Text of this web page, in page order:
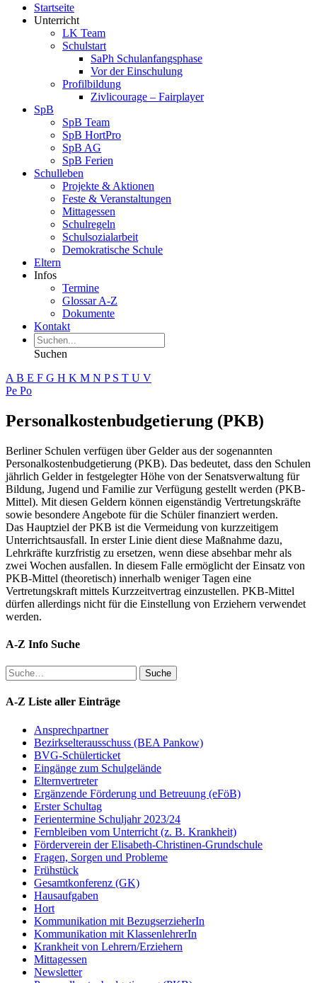
Startseite
Unterricht
LK Team
Schulstart
SaPh Schulanfangsphase
Vor der Einschulung
Profilbildung
Zivlicourage – Fairplayer
SpB
SpB Team
SpB HortPro
SpB AG
SpB Ferien
Schulleben
Projekte & Aktionen
Feste & Veranstaltungen
Mittagessen
Schulregeln
Schulsozialarbeit
Demokratische Schule
Eltern
Infos
Termine
Glossar A-Z
Dokumente
Kontakt
Suchen
A B E F G H K M N P S T U V
Pe Po
Personalkostenbudgetierung (PKB)
Berliner Schulen verfügen über Gelder aus der sogenannten
Personalkostenbudgetierung (PKB). Das bedeutet, dass den Schulen
jährlich Gelder in festgelegter Höhe von der Senatsverwaltung für
Bildung, Jugend und Familie zur Verfügung gestellt werden (PKB-
Mittel). Mit diesen Geldern können eigenständig Vertretungskräfte
sowie besondere Angebote für die Schüler finanziert werden.
Das Hauptziel der PKB ist die Vermeidung von kurzzeitigem
Unterrichtsausfall. In erster Linie dient diese Maßnahme dazu,
Lehrkräfte kurzfristig zu ersetzen, wenn diese absehbar mehr als
zwei Wochen ausfallen. In diesem Falle ermöglicht der Einsatz von
PKB-Mittel (theoretisch) innerhalb weniger Tagen eine
Vertretungskraft mittels Kurzzeitvertrag einzustellen. PKB-Mittel
dürfen allerdings nicht für die Einstellung von Erziehern verwendet
werden.
A-Z Info Suche
Suche Suche
A-Z Liste aller Einträge
Ansprechpartner
Bezirkselterausschuss (BEA Pankow)
BVG-Schülerticket
Eingänge zum Schulgelände
Elternvertreter
Ergänzende Förderung und Betreuung (eFöB)
Erster Schultag
Ferientermine Schuljahr 2023/24
Fernbleiben vom Unterricht (z. B. Krankheit)
Förderverein der Elisabeth-Christinen-Grundschule
Fragen, Sorgen und Probleme
Frühstück
Gesamtkonferenz (GK)
Hausaufgaben
Hort
Kommunikation mit BezugserzieherIn
Kommunikation mit KlassenlehrerIn
Krankheit von Lehrern/Erziehern
Mittagessen
Newsletter